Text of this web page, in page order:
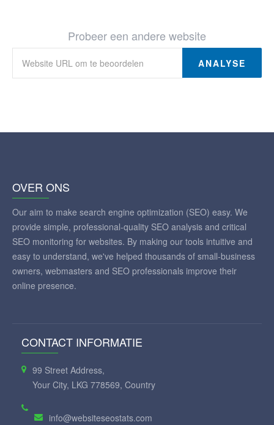
Probeer een andere website
ANALYSE
OVER ONS
Our aim to make search engine optimization (SEO) easy. We
provide simple, professional-quality SEO analysis and critical
SEO monitoring for websites. By making our tools intuitive and
easy to understand, we've helped thousands of small-business
owners, webmasters and SEO professionals improve their
online presence.
CONTACT INFORMATIE
99 Street Address,
Your City, LKG 778569, Country
info@websiteseostats.com